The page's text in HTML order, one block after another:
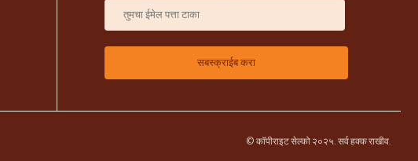
© कॉपीराइट सेल्को २०२५. सर्व हक्क राखीव.